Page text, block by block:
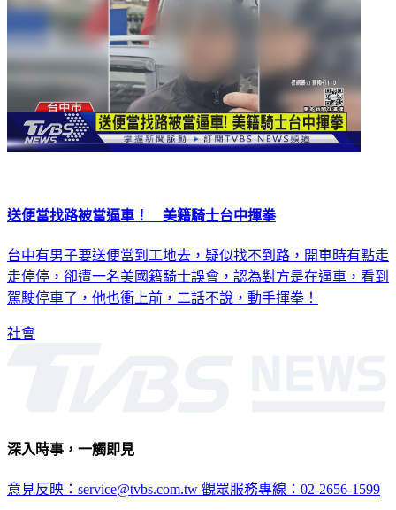
送便當找路被當逼車！ 美籍騎士台中揮拳
台中有男子要送便當到工地去，疑似找不到路，開車時有點走
走停停，卻遭一名美國籍騎士誤會，認為對方是在逼車，看到
駕駛停車了，他也衝上前，二話不說，動手揮拳！
社會
深入時事，一觸即見
意見反映：service@tvbs.com.tw 觀眾服務專線：02-2656-1599